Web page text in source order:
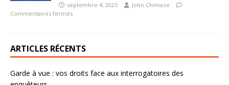
septembre 4, 2025
John Chimaze
Commentaires fermés
ARTICLES RÉCENTS
Garde à vue : vos droits face aux interrogatoires des